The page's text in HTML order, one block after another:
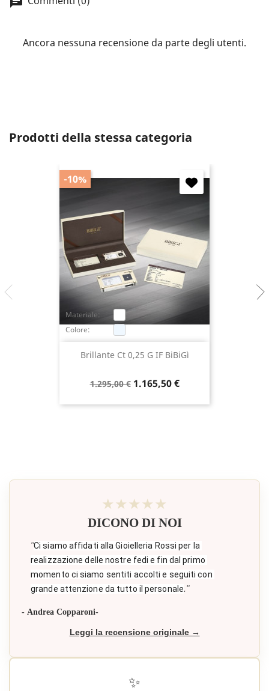
Ancora nessuna recensione da parte degli utenti.
Prodotti della stessa categoria
Brillante Ct 0,25 G IF BiBiGì
Prezzo
1.295,00 € Prezzo
1.165,50 €
Materiale:
Colore:
-10%
★★★★★
DICONO DI NOI
"Ci siamo affidati alla Gioielleria Rossi per la
realizzazione delle nostre fedi e fin dal primo
momento ci siamo sentiti accolti e seguiti con
grande attenzione da tutto il personale."
- Andrea Copparoni-
Leggi la recensione originale →
✨
wish list.